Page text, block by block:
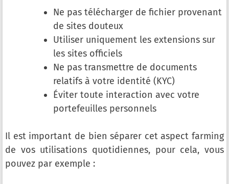
Ne pas télécharger de fichier provenant
de sites douteux
Utiliser uniquement les extensions sur
les sites officiels
Ne pas transmettre de documents
relatifs à votre identité (KYC)
Éviter toute interaction avec votre
portefeuilles personnels
Il est important de bien séparer cet aspect farming
de vos utilisations quotidiennes, pour cela, vous
pouvez par exemple :